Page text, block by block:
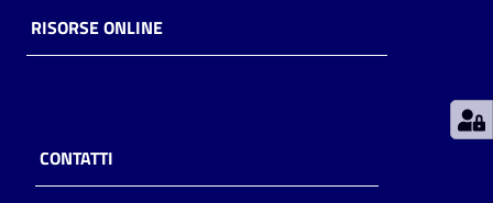
storico
per
RISORSE ONLINE
CONTATTI